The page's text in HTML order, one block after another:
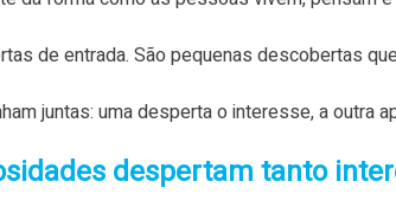
de entrada. São pequenas descobertas
juntas: uma desperta o interesse, a outra
despertam tanto